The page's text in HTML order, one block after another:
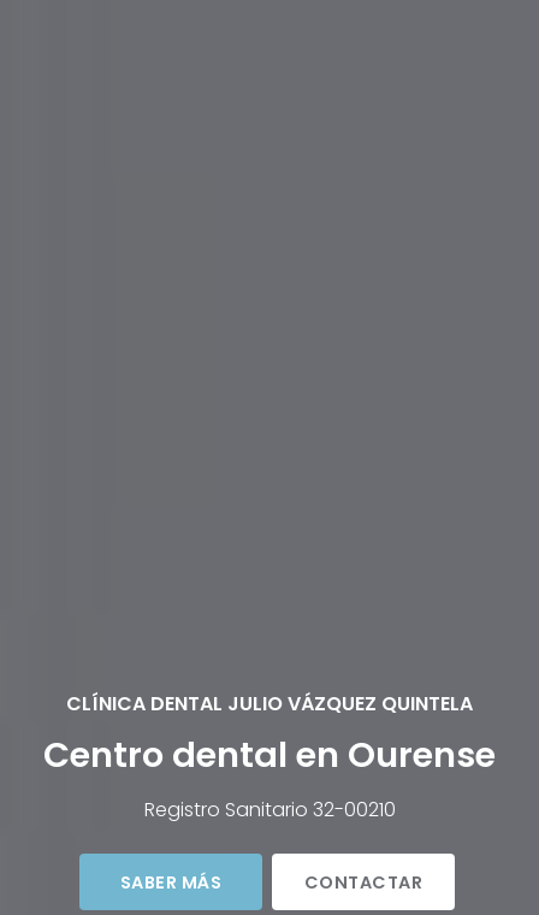
Centro dental en Ourense
Registro Sanitario 32-00210
SABER MÁS CONTACTAR